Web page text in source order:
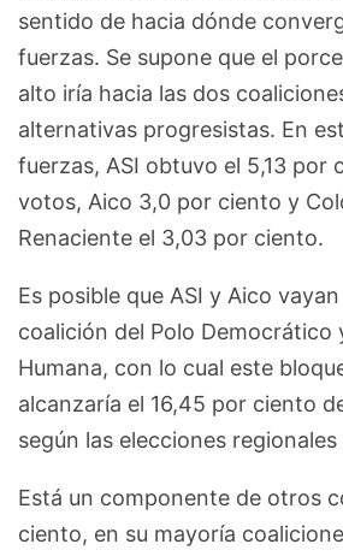
sentido de hacia dónde
fuerzas. Se supone que el
alto iría hacia las dos
alternativas progresistas. En
fuerzas, ASI obtuvo el 5,13 por
votos, Aico 3,0 por ciento y
Renaciente el 3,03 por ciento.
Es posible que ASI y Aico
coalición del Polo Democrático
Humana, con lo cual este
alcanzaría el 16,45 por ciento
según las elecciones regionales
Está un componente de otros
ciento, en su mayoría